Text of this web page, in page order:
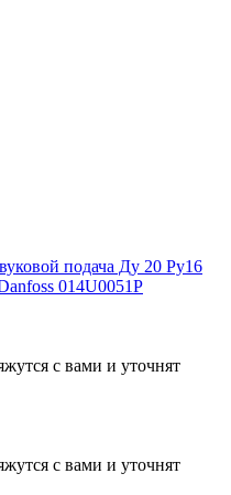
подача Ду 20 Ру16
014U0051P
с вами и уточнят
с вами и уточнят